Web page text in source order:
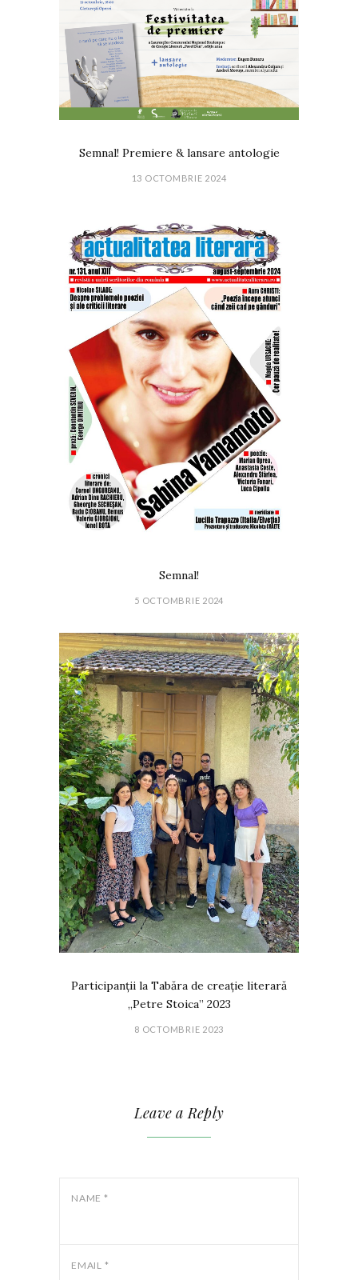
Semnal! Premiere & lansare antologie
13 OCTOMBRIE 2024
Semnal!
5 OCTOMBRIE 2024
Participanții la Tabăra de creație literară
„Petre Stoica” 2023
8 OCTOMBRIE 2023
Leave a Reply
NAME *
EMAIL *